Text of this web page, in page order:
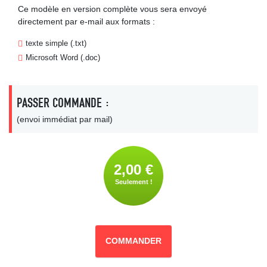
Ce modèle en version complète vous sera envoyé
directement par e-mail aux formats :
texte simple (.txt)
Microsoft Word (.doc)
PASSER COMMANDE :
(envoi immédiat par mail)
2,00 €
Seulement !
COMMANDER